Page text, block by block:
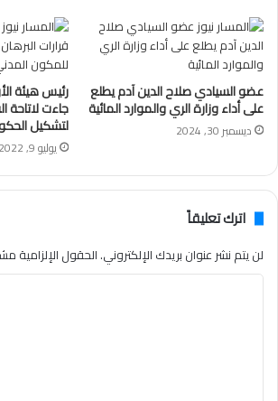
عضو السيادي صلاح الدين آدم يطلع
على أداء وزارة الري والموارد المائية
ديسمبر 30, 2024
رئيس هيئة
جاءت لاتاحة
لتشكيل
يوليو 9, 2022
اترك تعليقاً
لن يتم نشر عنوان بريدك الإلكتروني.الحقول الإلزامية